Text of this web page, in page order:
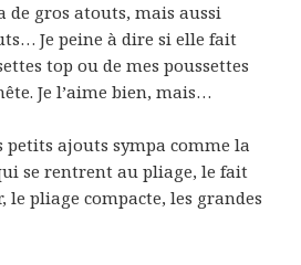
de gros atouts, mais aussi
Je peine à dire si elle fait
top ou de mes poussettes
Je l’aime bien, mais…
petits ajouts sympa comme la
se rentrent au pliage, le fait
le pliage compacte, les grandes